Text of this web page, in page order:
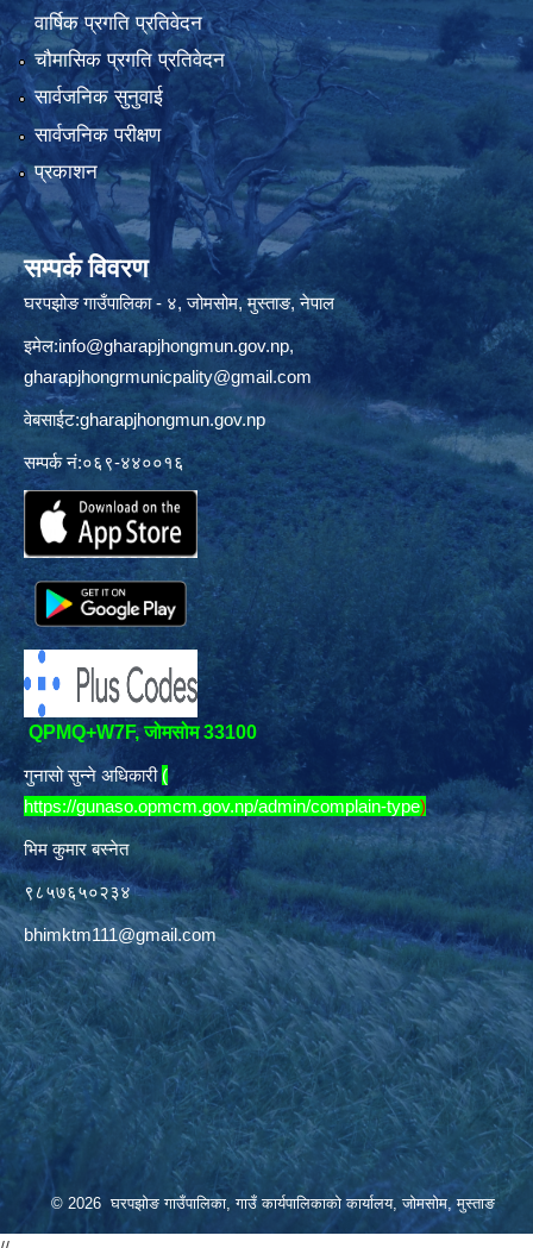
वार्षिक प्रगति प्रतिवेदन
चौमासिक प्रगति प्रतिवेदन
सार्वजनिक सुनुवाई
सार्वजनिक परीक्षण
प्रकाशन
सम्पर्क विवरण
घरपझोङ गाउँपालिका - ४, जोमसोम, मुस्ताङ, नेपाल
इमेल:info@gharapjhongmun.gov.np,
gharapjhongrmunicpality@gmail.com
वेबसाईट:gharapjhongmun.gov.np
सम्पर्क नं:०६९-४४००१६
QPMQ+W7F, जोमसोम 33100
गुनासो सुन्ने अधिकारी (
https://gunaso.opmcm.gov.np/admin/complain-type)
भिम कुमार बस्नेत
९८५७६५०२३४
bhimktm111@gmail.com
© 2026 घरपझोङ गाउँपालिका, गाउँ कार्यपालिकाको कार्यालय, जोमसोम, मुस्ताङ